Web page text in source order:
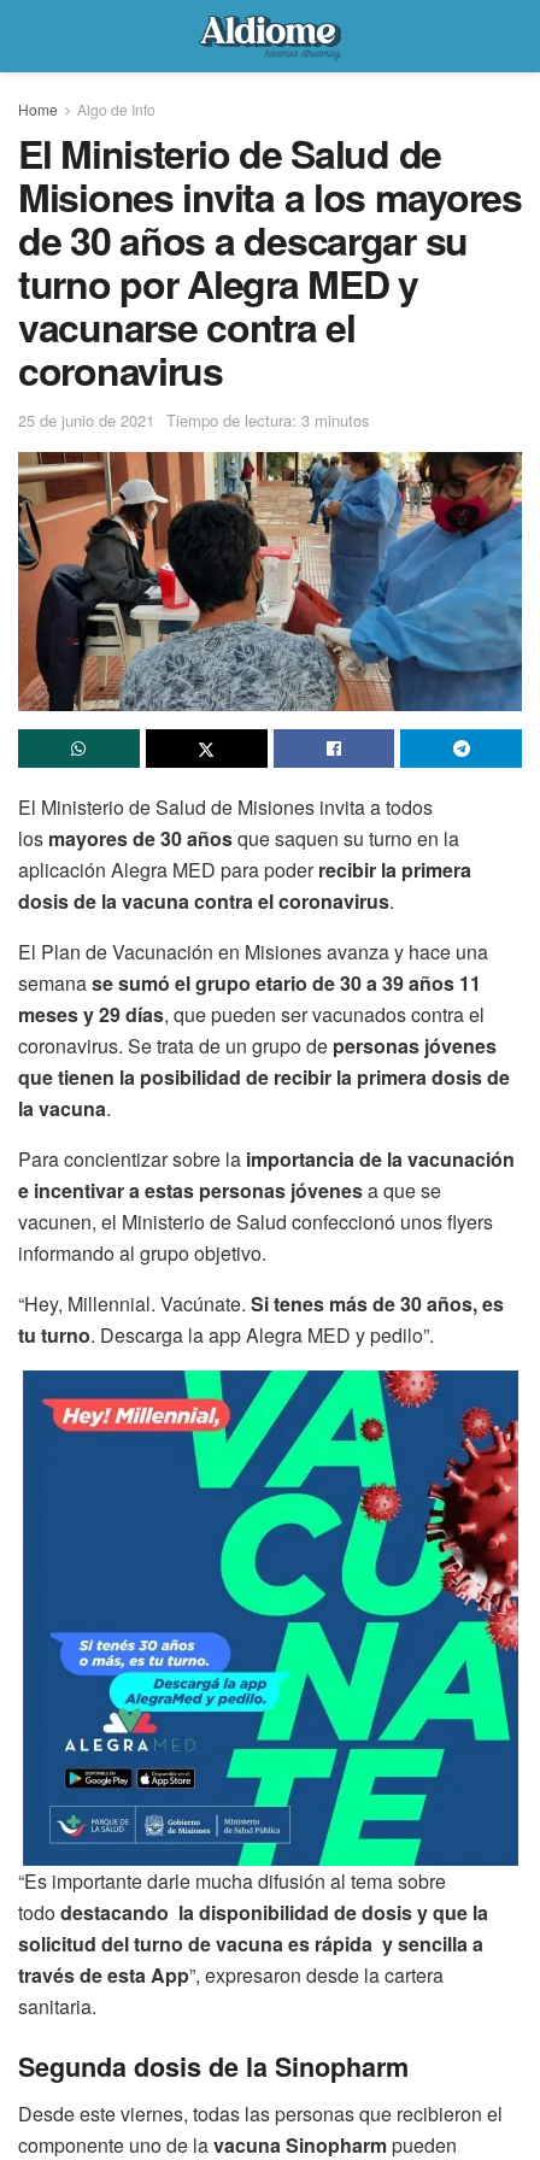
Home Algo de Info
El Ministerio de Salud de
Misiones invita a los mayores
de 30 años a descargar su
turno por Alegra MED y
vacunarse contra el
coronavirus
25 de junio de 2021 Tiempo de lectura: 3 minutos
El Ministerio de Salud de Misiones invita a todos
los mayores de 30 añosque saquen su turno en la
aplicación Alegra MED para poderrecibir la primera
dosis de la vacuna contra el coronavirus.
El Plan de Vacunación en Misiones avanza y hace una
semanase sumó el grupo etario de 30 a 39 años 11
meses y 29 días, que pueden ser vacunados contra el
coronavirus. Se trata de un grupo de personas jóvenes
que tienen la posibilidad de recibir la primera dosis de
la vacuna.
Para concientizar sobre la importancia de la vacunación
e incentivar a estas personas jóvenesa que se
vacunen, el Ministerio de Salud confeccionó unos flyers
informando al grupo objetivo.
“Hey, Millennial. Vacúnate. Si tenes más de 30 años, es
tu turno. Descarga la app Alegra MED y pedilo”.
“Es importante darle mucha difusión al tema sobre
tododestacando la disponibilidad de dosis y que la
solicitud del turno de vacuna es rápida y sencilla a
través de esta App”, expresaron desde la cartera
sanitaria.
Segunda dosis de la Sinopharm
Desde este viernes, todas las personas que recibieron el
componente uno de lavacunaSinopharmpueden